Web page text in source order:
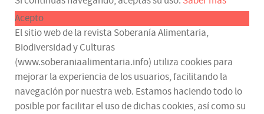
Acepto
El sitio web de la revista Soberanía Alimentaria,
Biodiversidad y Culturas
(www.soberaniaalimentaria.info) utiliza cookies para
mejorar la experiencia de los usuarios, facilitando la
navegación por nuestra web. Estamos haciendo todo lo
posible por facilitar el uso de dichas cookies, así como su